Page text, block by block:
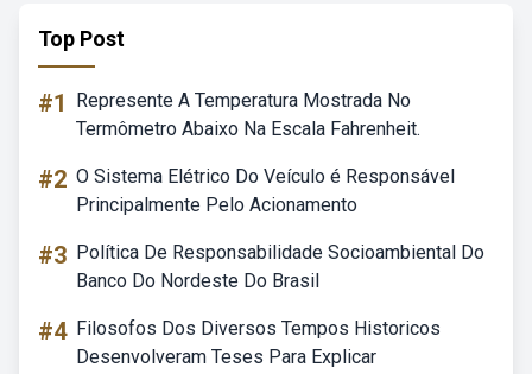
Top Post
#1
Represente A Temperatura Mostrada No
Termômetro Abaixo Na Escala Fahrenheit.
#2 O Sistema Elétrico Do Veículo é Responsável
Principalmente Pelo Acionamento
#3 Política De Responsabilidade Socioambiental Do
Banco Do Nordeste Do Brasil
#4 Filosofos Dos Diversos Tempos Historicos
Desenvolveram Teses Para Explicar